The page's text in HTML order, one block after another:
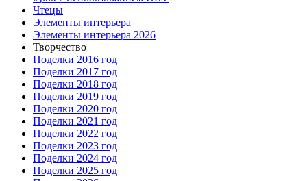
Чтецы
Элементы интерьера
Элементы интерьера 2026
Творчество
Поделки 2016 год
Поделки 2017 год
Поделки 2018 год
Поделки 2019 год
Поделки 2020 год
Поделки 2021 год
Поделки 2022 год
Поделки 2023 год
Поделки 2024 год
Поделки 2025 год